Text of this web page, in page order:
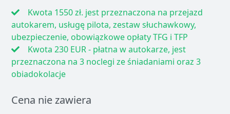
Kwota 1550 zł. jest przeznaczona na przejazd
autokarem, usługę pilota, zestaw słuchawkowy,
ubezpieczenie, obowiązkowe opłaty TFG i TFP
Kwota 230 EUR - płatna w autokarze, jest
przeznaczona na 3 noclegi ze śniadaniami oraz 3
obiadokolacje
Cena nie zawiera